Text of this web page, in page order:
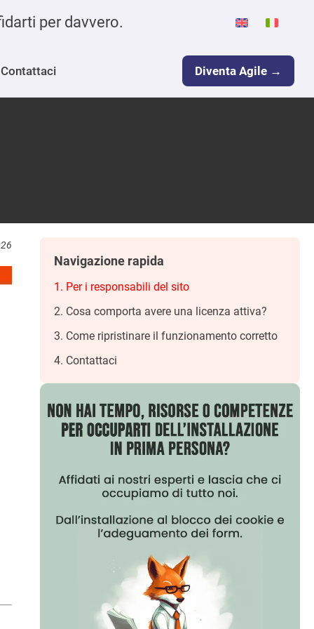
per davvero.
Contattaci Diventa Agile →
Navigazione rapida
Per i responsabili del sito
Cosa comporta avere una licenza attiva?
Come ripristinare il funzionamento corretto
Contattaci